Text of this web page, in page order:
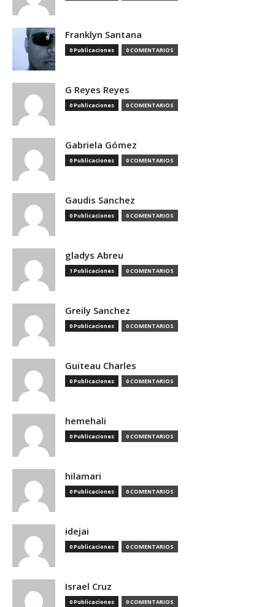
Franklyn Santana
0 Publicaciones 0 COMENTARIOS
G Reyes Reyes
0 Publicaciones 0 COMENTARIOS
Gabriela Gómez
0 Publicaciones 0 COMENTARIOS
Gaudis Sanchez
0 Publicaciones 0 COMENTARIOS
gladys Abreu
1 Publicaciones 0 COMENTARIOS
Greily Sanchez
0 Publicaciones 0 COMENTARIOS
Guiteau Charles
0 Publicaciones 0 COMENTARIOS
hemehali
0 Publicaciones 0 COMENTARIOS
hilamari
0 Publicaciones 0 COMENTARIOS
idejai
0 Publicaciones 0 COMENTARIOS
Israel Cruz
0 Publicaciones 0 COMENTARIOS